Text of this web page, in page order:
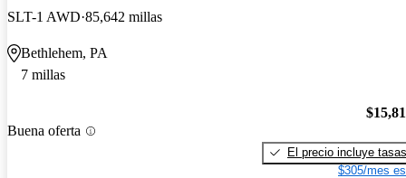
SLT-1 AWD 85,642 millas
Bethlehem, PA
7 millas
Buena oferta
El precio incluye tasas
$305/mes